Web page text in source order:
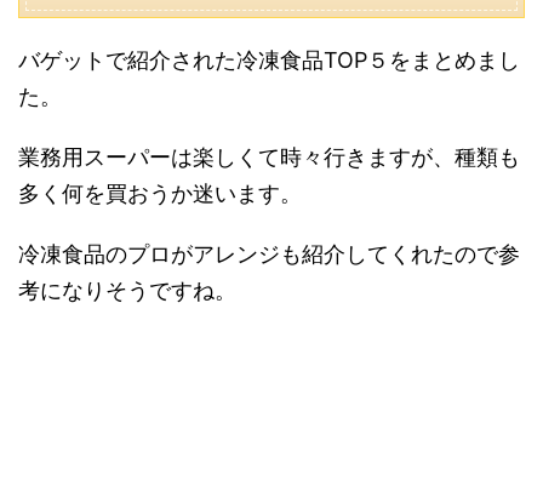
バゲットで紹介された冷凍食品TOP５をまとめまし
た。
業務用スーパーは楽しくて時々行きますが、種類も
多く何を買おうか迷います。
冷凍食品のプロがアレンジも紹介してくれたので参
考になりそうですね。